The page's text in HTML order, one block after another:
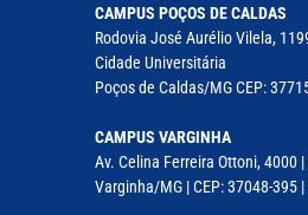
CAMPUS POÇOS DE CALDAS
Rodovia José Aurélio Vilela,
Cidade Universitária
Poços de Caldas/MG CEP:
CAMPUS VARGINHA
Av. Celina Ferreira Ottoni, 4000
Varginha/MG | CEP: 37048-395